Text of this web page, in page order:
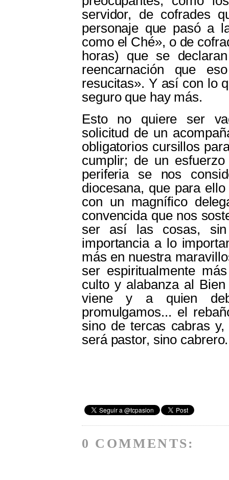
servidor, de cofrades
personaje que pasó a
como el Ché», o de
horas) que se
reencarnación que
resucitas». Y así con lo
seguro que hay más.
Esto no quiere ser
solicitud de un
obligatorios cursillos
cumplir; de un
periferia se nos
diocesana, que para
con un magnífico
convencida que nos
ser así las cosas,
importancia a lo
más en nuestra
ser espiritualmente
culto y alabanza al
viene y a quien
promulgamos... el
sino de tercas cabras
será pastor, sino cabrero.
0 COMMENTS: